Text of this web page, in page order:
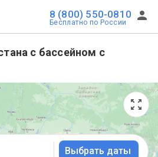
8 (800) 550-0810
Бесплатно по России
с бассейном с
Выбрать даты